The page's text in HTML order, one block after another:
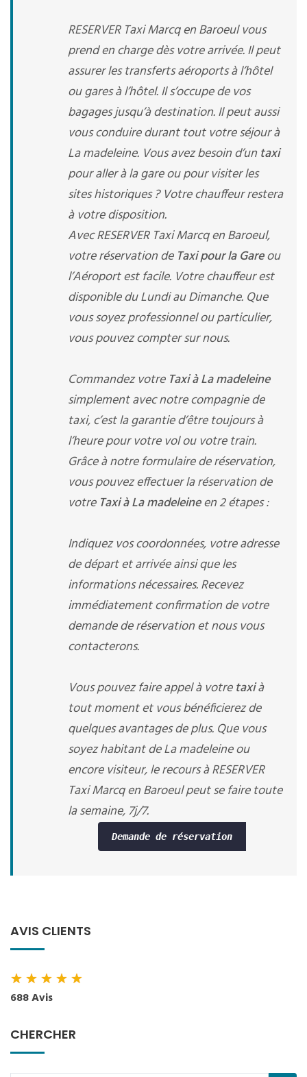
RESERVER Taxi Marcq en Baroeul vous
prend en charge dès votre arrivée. Il peut
assurer les transferts aéroports à l’hôtel
ou gares à l’hôtel. Il s’occupe de vos
bagages jusqu’à destination. Il peut aussi
vous conduire durant tout votre séjour à
La madeleine. Vous avez besoin d’un taxi
pour aller à la gare ou pour visiter les
sites historiques ? Votre chauffeur restera
à votre disposition.
Avec RESERVER Taxi Marcq en Baroeul,
votre réservation de Taxi pour la Gareou
l’Aéroport est facile. Votre chauffeur est
disponible du Lundi au Dimanche. Que
vous soyez professionnel ou particulier,
vous pouvez compter sur nous.
Commandez votre Taxi à La madeleine
simplement avec notre compagnie de
taxi, c’est la garantie d’être toujours à
l’heure pour votre vol ou votre train.
Grâce à notre formulaire de réservation,
vous pouvez effectuer la réservation de
votre Taxi à La madeleineen 2 étapes :
Indiquez vos coordonnées, votre adresse
de départ et arrivée ainsi que les
informations nécessaires. Recevez
immédiatement confirmation de votre
demande de réservation et nous vous
contacterons.
Vous pouvez faire appel à votretaxià
tout moment et vous bénéficierez de
quelques avantages de plus. Que vous
soyez habitant de La madeleine ou
encore visiteur, le recours à RESERVER
Taxi Marcq en Baroeul peut se faire toute
la semaine, 7j/7.
Demande de réservation
AVIS CLIENTS
★★★★★
688 Avis
CHERCHER